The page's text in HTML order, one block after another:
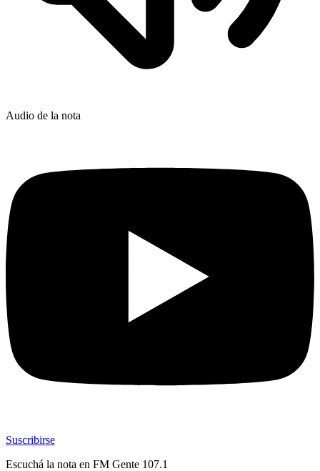
Audio de la nota
Suscribirse
Escuchá la nota en FM Gente 107.1